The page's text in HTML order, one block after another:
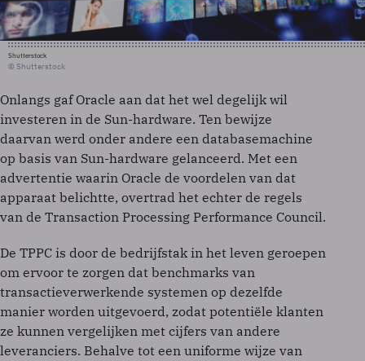
Shutterstock
© Shutterstock
Onlangs gaf Oracle aan dat het wel degelijk wil
investeren in de Sun-hardware. Ten bewijze
daarvan werd onder andere een databasemachine
op basis van Sun-hardware gelanceerd. Met een
advertentie waarin Oracle de voordelen van dat
apparaat belichtte, overtrad het echter de regels
van de Transaction Processing Performance Council.
De TPPC is door de bedrijfstak in het leven geroepen
om ervoor te zorgen dat benchmarks van
transactieverwerkende systemen op dezelfde
manier worden uitgevoerd, zodat potentiële klanten
ze kunnen vergelijken met cijfers van andere
leveranciers. Behalve tot een uniforme wijze van